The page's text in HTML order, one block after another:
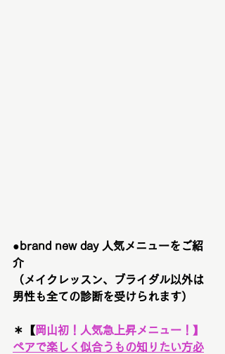
●brand new day 人気メニューをご紹
介
（メイクレッスン、ブライダル以外は
男性も全ての診断を受けられます）
＊【 岡山初！ 人気急上昇メニュー！ 】
ペアで楽しく似合うもの知りたい方必